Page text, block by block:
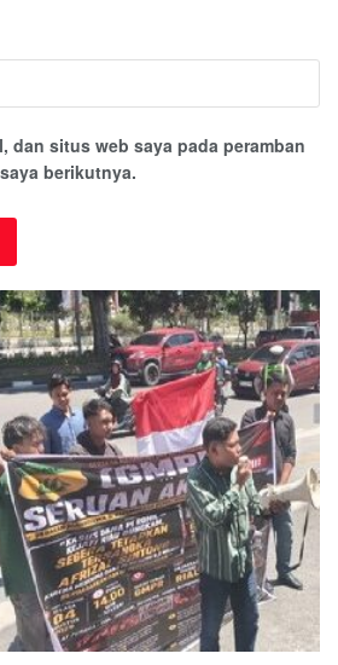
dan situs web saya pada peramban
berikutnya.